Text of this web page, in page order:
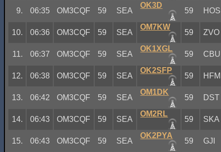
9. 06:35 OM3CQF 59 SEA
OK3D
59 HOS
10. 06:36 OM3CQF 59 SEA
OM7KW
59 ZVO
11. 06:37 OM3CQF 59 SEA
OK1XGL
59 CBU
12. 06:38 OM3CQF 59 SEA
OK2SFP
59 HFM
13. 06:42 OM3CQF 59 SEA
OM1DK
59 DST
14. 06:43 OM3CQF 59 SEA
OM2RL
59 SKA
15. 06:43 OM3CQF 59 SEA
OK2PYA
59 GJI